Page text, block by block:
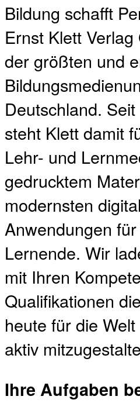
Bildung schafft
Ernst Klett
der größten und
Deutschland.
steht Klett damit
Lehr- und
gedrucktem
modernsten
Anwendungen
Lernende. Wir
mit Ihren
Qualifikationen
heute für die
aktiv
Ihre Aufgaben